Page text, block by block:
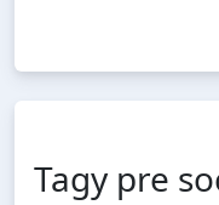
Tagy pre